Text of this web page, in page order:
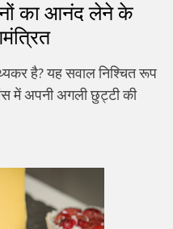
का आनंद लेने के
है? यह सवाल निश्चित रूप
में अपनी अगली छुट्टी की